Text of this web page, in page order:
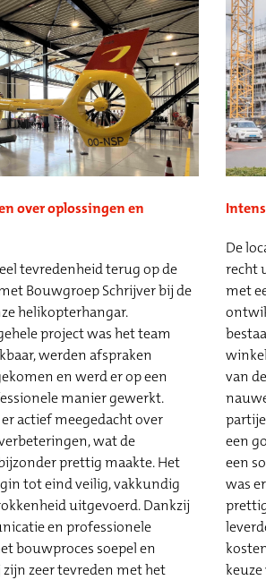
over oplossingen en
tevredenheid terug op de
Bouwgroep Schrijver bij de
helikopterhangar.
project was het team
werden afspraken
en werd er op een
manier gewerkt.
actief meegedacht over
wat de
prettig maakte. Het
tot eind veilig, vakkundig
uitgevoerd. Dankzij
en professionele
bouwproces soepel en
zeer tevreden met het
De
recht
met
van
een
een
was